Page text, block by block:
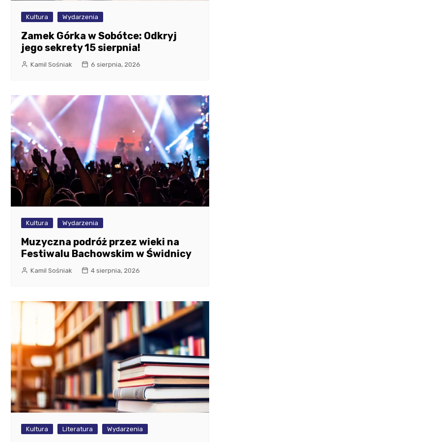
Kultura Wydarzenia
Zamek Górka w Sobótce: Odkryj
jego sekrety 15 sierpnia!
Kamil Sośniak 6 sierpnia, 2026
Kultura Wydarzenia
Muzyczna podróż przez wieki na
Festiwalu Bachowskim w Świdnicy
Kamil Sośniak 4 sierpnia, 2026
Kultura Literatura Wydarzenia